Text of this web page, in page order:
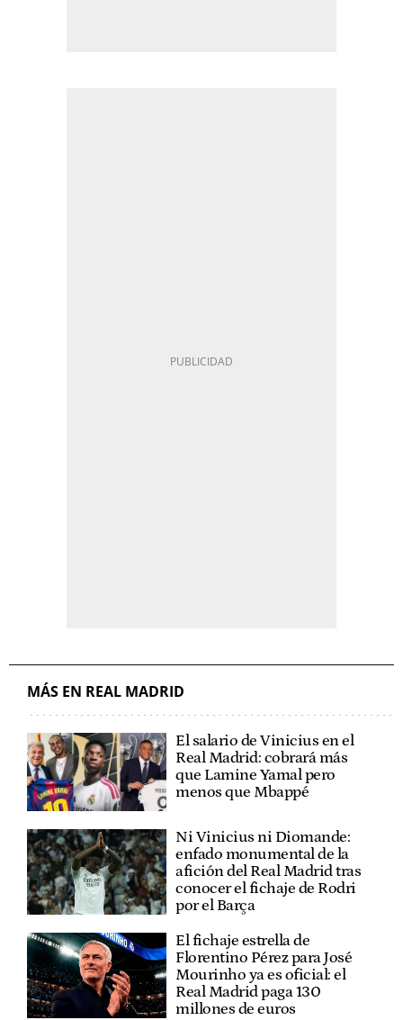
MÁS EN REAL MADRID
El salario de Vinicius en el
Real Madrid: cobrará más
que Lamine Yamal pero
menos que Mbappé
Ni Vinicius ni Diomande:
enfado monumental de la
afición del Real Madrid tras
conocer el fichaje de Rodri
por el Barça
El fichaje estrella de
Florentino Pérez para José
Mourinho ya es oficial: el
Real Madrid paga 130
millones de euros